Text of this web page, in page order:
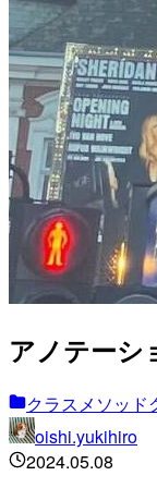
アノテーシ
クラスメソッド
oishi.yukihiro
2024.05.08